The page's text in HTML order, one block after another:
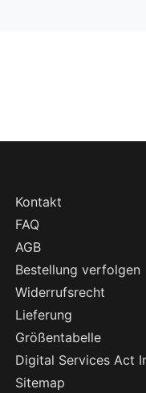
Kontakt
FAQ
AGB
Bestellung verfolgen
Widerrufsrecht
Lieferung
Größentabelle
Digital Services Act
Sitemap